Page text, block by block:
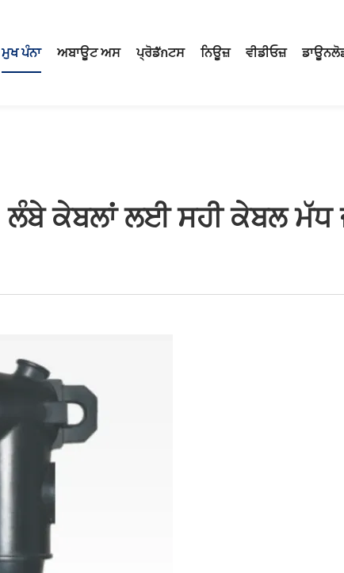
ਮੁਖ ਪੰਨਾ ਅਬਾਊਟ ਅਸ ਪ੍ਰੋਡักਟਸ ਨਿਊਜ਼ ਵੀਡੀਓਜ਼
ਲੰਬੇ ਕੇਬਲਾਂ ਲਈ ਸਹੀ ਕੇਬਲ ਮੱਧ